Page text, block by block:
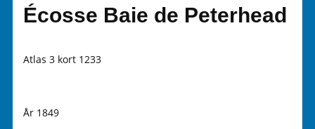
Écosse Baie de Peterhead
Atlas 3 kort 1233
År 1849